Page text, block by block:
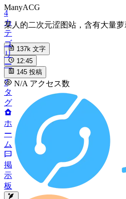
4
カ
テ
ゴ
リ
ー
7
タ
グ
ホ
ー
ム
掲
示
板
ManyACG
某人的二次元涩图站，含有大量萝
137k 文字
12:45
145 投稿
N/A アクセス数